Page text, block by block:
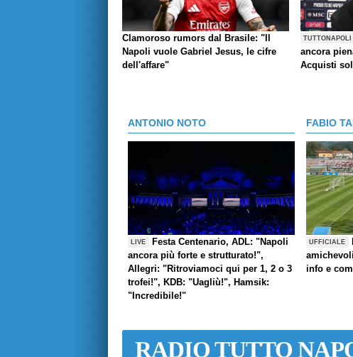
Clamoroso rumors dal Brasile: "Il
Napoli vuole Gabriel Jesus, le cifre
dell'affare"
TUTTONAPOLI
ancora
Acquisti
ANTONIO NOTO
LIVE
Festa Centenario, ADL: "Napoli
ancora più forte e strutturato!",
Allegri: "Ritroviamoci qui per 1, 2 o 3
trofei!", KDB: "Uagliù!", Hamsik:
"Incredibile!"
FABIO
UFFICIALE
info e
RADIO TUTTO